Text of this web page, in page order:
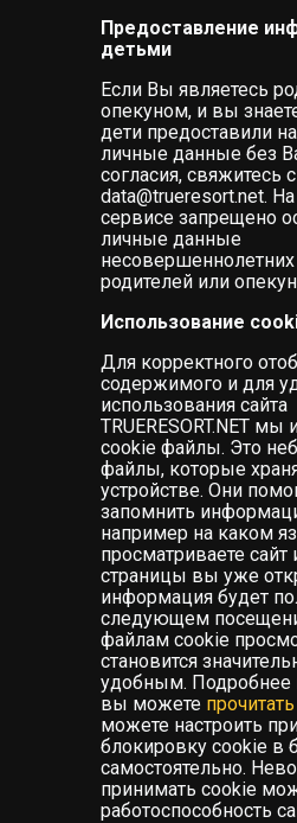
Предоставление
детьми
Если Вы являетесь
опекуном, и вы
дети предоставили
личные данные без
согласия, свяжитесь
data@trueresort.net.
сервисе запрещено
личные данные
несовершеннолетних
родителей или
Использование
Для корректного
содержимого и для
использования сайта
TRUERESORT.NET мы
cookie файлы. Это
файлы, которые
устройстве. Они
запомнить
например на каком
просматриваете сайт
страницы вы уже
информация будет
следующем
файлам cookie
становится
удобным. Подробнее
вы можете прочитать
можете настроить
блокировку cookie в
самостоятельно.
принимать cookie
работоспособность